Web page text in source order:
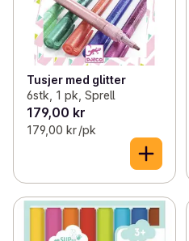
Tusjer med glitter
6stk, 1 pk, Sprell
179,00 kr
179,00 kr /pk